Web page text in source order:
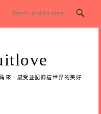
來，感受並記錄這世界的美好